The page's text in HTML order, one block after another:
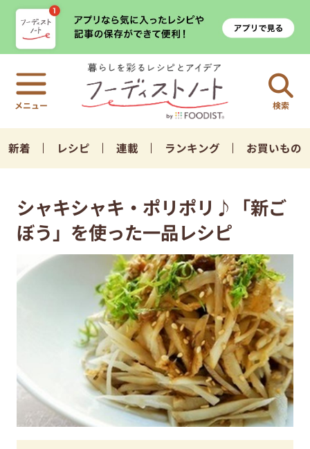
検索
新着 レシピ 連載 ランキング お買いもの
シャキシャキ・ポリポリ♪「新ご
ぼう」を使った一品レシピ